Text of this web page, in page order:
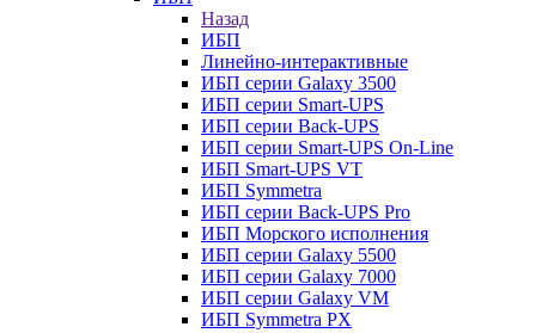
Назад
ИБП
Линейно-интерактивные
ИБП серии Galaxy 3500
ИБП серии Smart-UPS
ИБП серии Back-UPS
ИБП серии Smart-UPS On-Line
ИБП Smart-UPS VT
ИБП Symmetra
ИБП серии Back-UPS Pro
ИБП Морского исполнения
ИБП серии Galaxy 5500
ИБП серии Galaxy 7000
ИБП серии Galaxy VM
ИБП Symmetra PX